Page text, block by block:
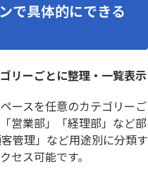
で具体的にできる
リーごとに整理・一覧表示
ースを任意のカテゴリーご
営業部」「経理部」など部
管理」など用途別に分類す
セス可能です。